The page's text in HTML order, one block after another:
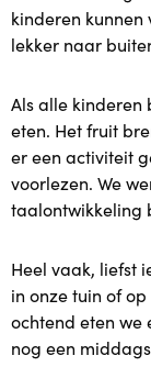
Plusopvang
Plus in het
Lekker Fit!
Zorgstructuur
kinderen kunnen
lekker naar
Als alle kinderen
eten. Het fruit
er een activiteit
voorlezen. We
taalontwikkeling
Heel vaak, liefst
in onze tuin of
ochtend eten we
nog een